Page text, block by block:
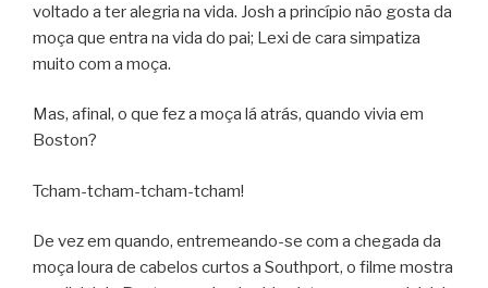
voltado a ter alegria na vida. Josh a princípio não gosta da
moça que entra na vida do pai; Lexi de cara simpatiza
muito com a moça.
Mas, afinal, o que fez a moça lá atrás, quando vivia em
Boston?
Tcham-tcham-tcham-tcham!
De vez em quando, entremeando-se com a chegada da
moça loura de cabelos curtos a Southport, o filme mostra